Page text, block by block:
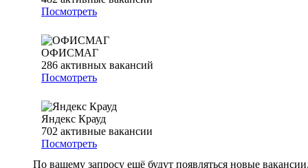
Посмотреть
ОФИСМАГ
286 активных вакансий
Посмотреть
Яндекс Крауд
702 активные вакансии
Посмотреть
По вашему запросу ещё будут появляться новые